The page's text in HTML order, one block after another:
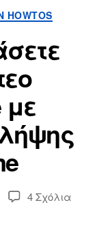
με
4 Σχόλιαεπί